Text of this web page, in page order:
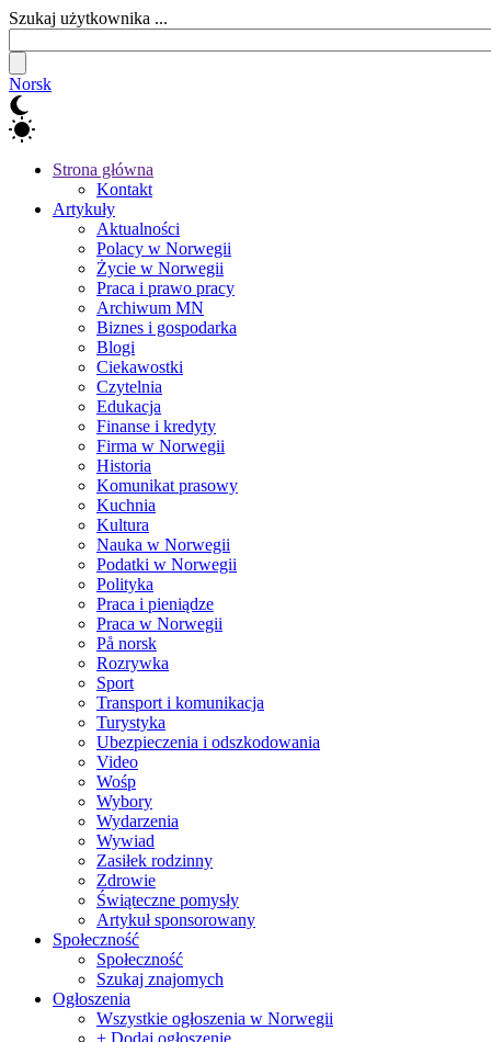
Szukaj użytkownika ...
Norsk
Strona główna
Kontakt
Artykuły
Aktualności
Polacy w Norwegii
Życie w Norwegii
Praca i prawo pracy
Archiwum MN
Biznes i gospodarka
Blogi
Ciekawostki
Czytelnia
Edukacja
Finanse i kredyty
Firma w Norwegii
Historia
Komunikat prasowy
Kuchnia
Kultura
Nauka w Norwegii
Podatki w Norwegii
Polityka
Praca i pieniądze
Praca w Norwegii
På norsk
Rozrywka
Sport
Transport i komunikacja
Turystyka
Ubezpieczenia i odszkodowania
Video
Wośp
Wybory
Wydarzenia
Wywiad
Zasiłek rodzinny
Zdrowie
Świąteczne pomysły
Artykuł sponsorowany
Społeczność
Społeczność
Szukaj znajomych
Ogłoszenia
Wszystkie ogłoszenia w Norwegii
+ Dodaj ogłoszenie